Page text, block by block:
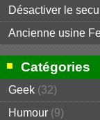
Désactiver le
Ancienne usine
Catégories
Geek (32)
Humour (9)